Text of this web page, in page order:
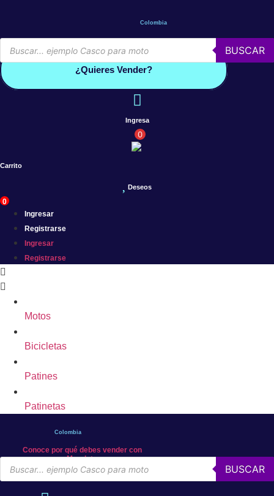
contenido
Colombia
Búsqueda
de
productos
BUSCAR
Conoce por qué debes vender con mercleta
¿Quieres Vender?
Ingresa
0
Carrito
Deseos
0
Ingresar
Registrarse
Ingresar
Registrarse
Motos
Bicicletas
Patines
Patinetas
Colombia
Conoce por qué debes vender con
Mercleta
Búsqueda
de
productos
BUSCAR